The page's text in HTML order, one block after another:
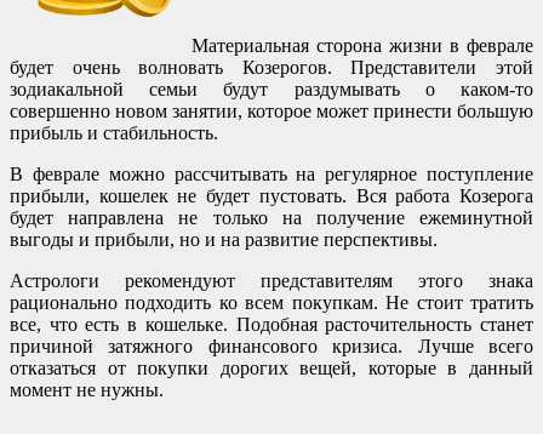
Материальная сторона жизни в феврале
будет очень волновать Козерогов. Представители этой
зодиакальной семьи будут раздумывать о каком-то
совершенно новом занятии, которое может принести большую
прибыль и стабильность.
В феврале можно рассчитывать на регулярное поступление
прибыли, кошелек не будет пустовать. Вся работа Козерога
будет направлена не только на получение ежеминутной
выгоды и прибыли, но и на развитие перспективы.
Астрологи рекомендуют представителям этого знака
рационально подходить ко всем покупкам. Не стоит тратить
все, что есть в кошельке. Подобная расточительность станет
причиной затяжного финансового кризиса. Лучше всего
отказаться от покупки дорогих вещей, которые в данный
момент не нужны.